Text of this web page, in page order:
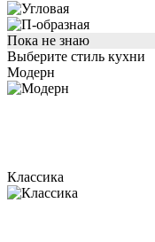
Пока не знаю
Выберите стиль кухни
Модерн
Классика